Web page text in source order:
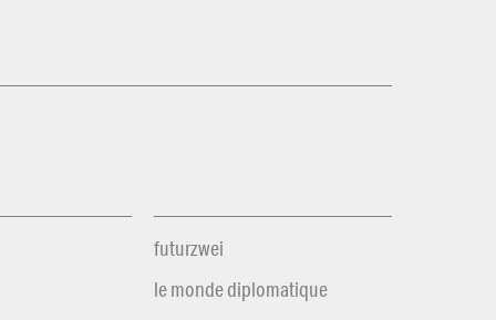
futurzwei
le monde diplomatique